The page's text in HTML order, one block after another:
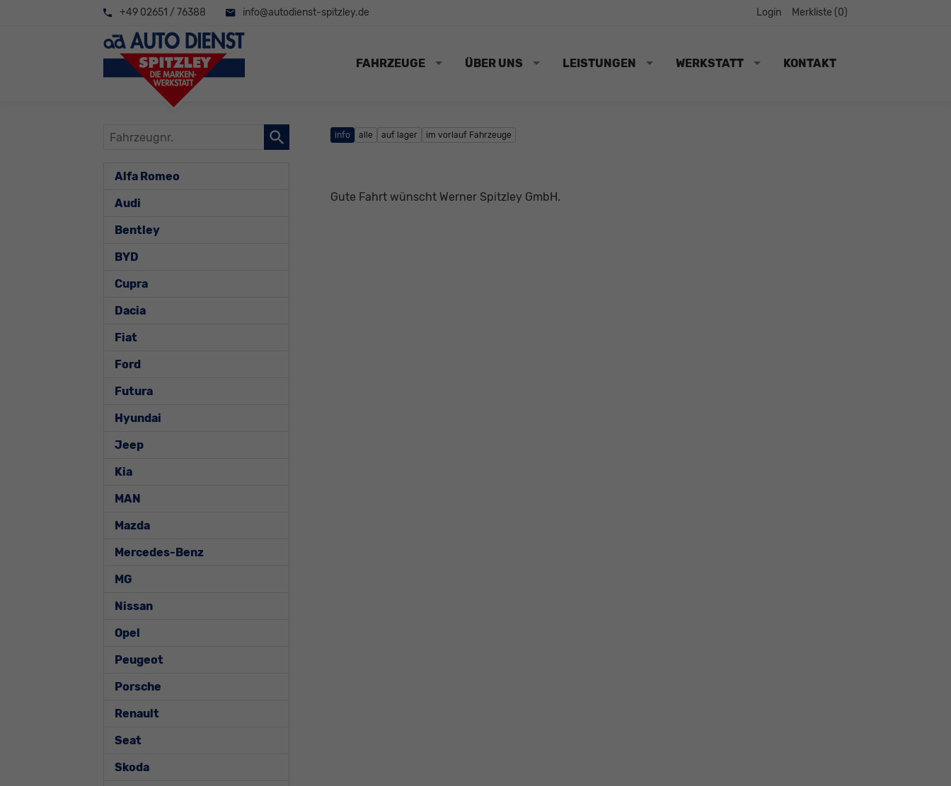
+49 02651 / 76388 info@autodienst-spitzley.de Login Merkliste (0)
FAHRZEUGE ÜBER UNS LEISTUNGEN WERKSTATT KONTAKT
info alle auf lager im vorlauf Fahrzeuge
Gute Fahrt wünscht Werner Spitzley GmbH.
Fahrzeugnr.
Alfa Romeo
Audi
Bentley
BYD
Cupra
Dacia
Fiat
Ford
Futura
Hyundai
Jeep
Kia
MAN
Mazda
Mercedes-Benz
MG
Nissan
Opel
Peugeot
Porsche
Renault
Seat
Skoda